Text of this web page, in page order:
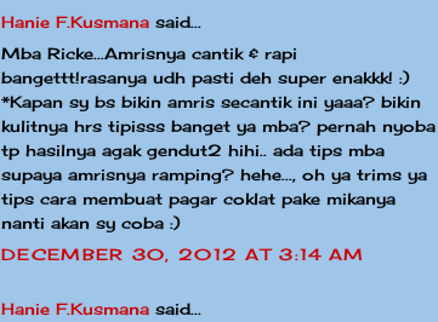
Hanie F.Kusmana said...
Mba Ricke...Amrisnya cantik & rapi
bangettt!rasanya udh pasti deh super enakkk! :)
*Kapan sy bs bikin amris secantik ini yaaa? bikin
kulitnya hrs tipisss banget ya mba? pernah nyoba
tp hasilnya agak gendut2 hihi.. ada tips mba
supaya amrisnya ramping? hehe..., oh ya trims ya
tips cara membuat pagar coklat pake mikanya
nanti akan sy coba :)
DECEMBER 30, 2012 AT 3:14 AM
Hanie F.Kusmana said...